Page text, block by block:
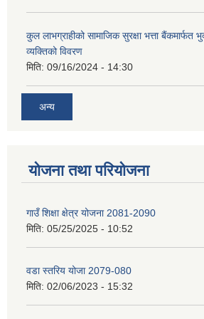
कुल लाभग्राहीको सामाजिक सुरक्षा भत्ता बैंकमार्फत
व्यक्तिको विवरण
मिति: 09/16/2024 - 14:30
अन्य
योजना तथा परियोजना
गाउँ शिक्षा क्षेत्र योजना 2081-2090
मिति: 05/25/2025 - 10:52
वडा स्तरिय योजा 2079-080
मिति: 02/06/2023 - 15:32